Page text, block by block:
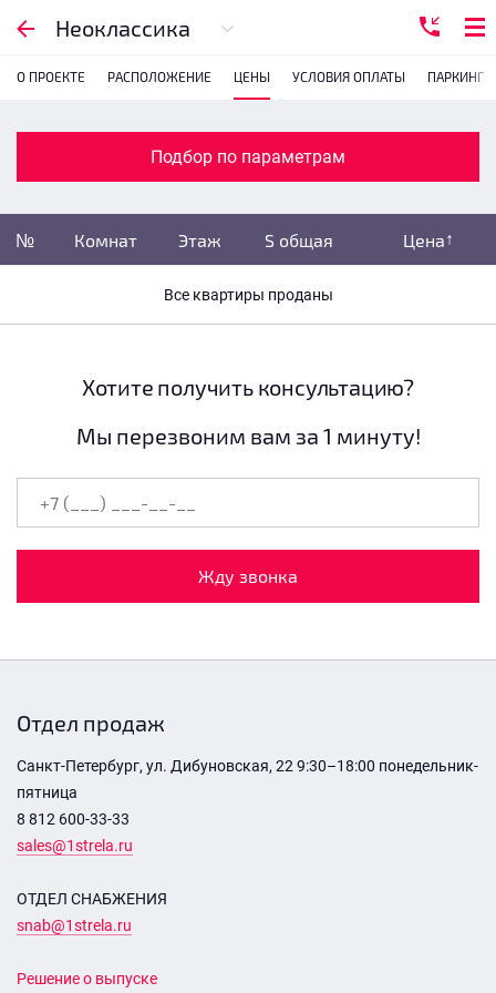
Неоклассика
О ПРОЕКТЕ РАСПОЛОЖЕНИЕ ЦЕНЫ УСЛОВИЯ ОПЛАТЫ ПАРКИНГ
Подбор по параметрам
№ Комнат Этаж S общая Цена
Все квартиры проданы
Подбор по параметрам
1
Убрать переуступки
S общая не указана
все этажи
Хотите получить консультацию?
Мы перезвоним вам за 1 минуту!
Жду звонка
Отдел продаж
Санкт-Петербург, ул. Дибуновская, 22 9:30–18:00 понедельник-
пятница
8 812 600-33-33
sales@1strela.ru
ОТДЕЛ СНАБЖЕНИЯ
snab@1strela.ru
Решение о выпуске